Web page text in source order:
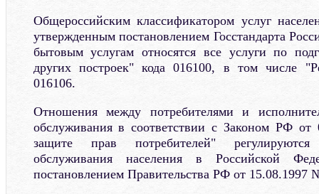
Общероссийским классификатором услуг
утвержденным постановлением Госстандарта
бытовым услугам относятся все услуги по
других построек" кода 016100, в том числе
016106.
Отношения между потребителями и
обслуживания в соответствии с Законом РФ
защите прав потребителей"
обслуживания населения в Российской
постановлением Правительства РФ от 15.08.1997